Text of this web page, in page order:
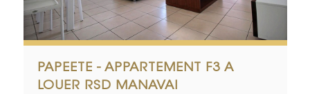
PAPEETE - APPARTEMENT F3 A
LOUER RSD MANAVAI